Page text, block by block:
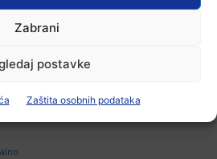
Zabrani
postavke
Zaštita osobnih podataka
godišnjicu djelovanja
2026